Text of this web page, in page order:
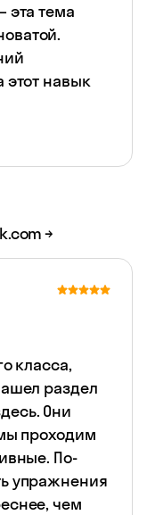
эта тема
этот навык
→
класса,
раздел
Они
проходим
По-
упражнения
чем